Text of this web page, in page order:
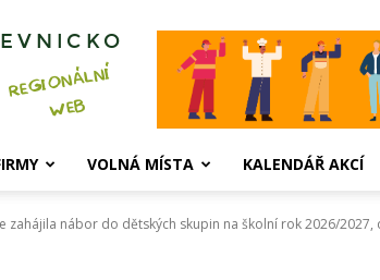
VOLNÁ MÍSTA KALENDÁŘ AKCÍ
zahájila nábor do dětských skupin na školní rok 2026/2027,